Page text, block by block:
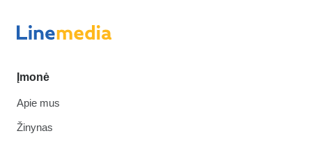
Įmonė
Apie mus
Žinynas